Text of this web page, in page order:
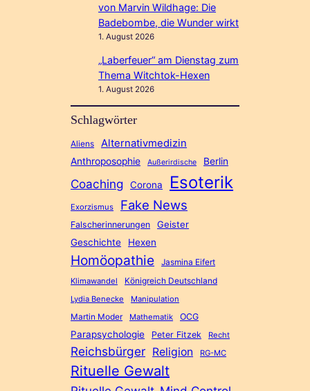
von Marvin Wildhage: Die
Badebombe, die Wunder wirkt
1. August 2026
„Laberfeuer“ am Dienstag zum
Thema Witchtok-Hexen
1. August 2026
Schlagwörter
Aliens Alternativmedizin
Anthroposophie Außerirdische Berlin
Coaching Corona Esoterik
Exorzismus Fake News
Falscherinnerungen
Geister
Geschichte
Hexen
Homöopathie Jasmina Eifert
Klimawandel Königreich Deutschland
Lydia Benecke Manipulation
Martin Moder Mathematik OCG
Parapsychologie Peter Fitzek Recht
Reichsbürger Religion RG-MC
Rituelle Gewalt